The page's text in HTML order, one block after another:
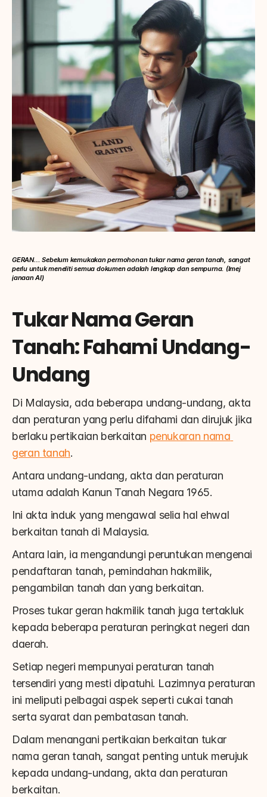
GERAN… Sebelum kemukakan permohonan tukar nama geran tanah, sangat
perlu untuk meneliti semua dokumen adalah lengkap dan sempurna. (Imej
janaan AI)
Tukar Nama Geran
Tanah: Fahami Undang-
Undang
Di Malaysia, ada beberapa undang-undang, akta
dan peraturan yang perlu difahami dan dirujuk jika
berlaku pertikaian berkaitan penukaran nama
geran tanah.
Antara undang-undang, akta dan peraturan
utama adalah Kanun Tanah Negara 1965.
Ini akta induk yang mengawal selia hal ehwal
berkaitan tanah di Malaysia.
Antara lain, ia mengandungi peruntukan mengenai
pendaftaran tanah, pemindahan hakmilik,
pengambilan tanah dan yang berkaitan.
Proses tukar geran hakmilik tanah juga tertakluk
kepada beberapa peraturan peringkat negeri dan
daerah.
Setiap negeri mempunyai peraturan tanah
tersendiri yang mesti dipatuhi. Lazimnya peraturan
ini meliputi pelbagai aspek seperti cukai tanah
serta syarat dan pembatasan tanah.
Dalam menangani pertikaian berkaitan tukar
nama geran tanah, sangat penting untuk merujuk
kepada undang-undang, akta dan peraturan
berkaitan.